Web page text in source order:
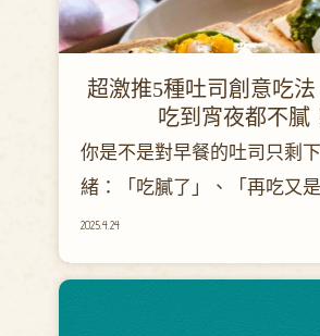
超激推5種吐司創意吃
吃到宵夜都不膩
你是不是對早餐的吐司只剩
緒：「吃膩了」、「再吃又
片」、「不吃又餓得快」？
2025.4.24